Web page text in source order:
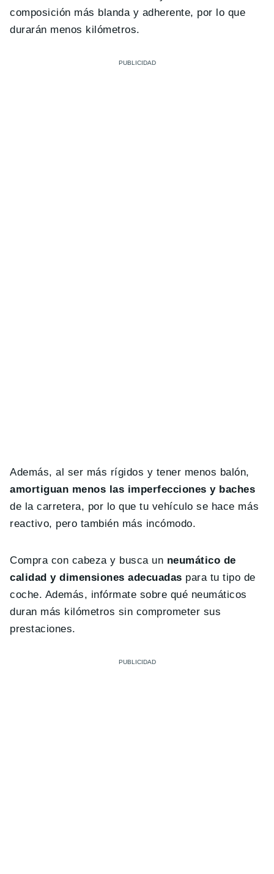
composición más blanda y adherente, por lo que
durarán menos kilómetros.
Además, al ser más rígidos y tener menos balón,
amortiguan menos las imperfecciones y baches
de la carretera, por lo que tu vehículo se hace más
reactivo, pero también más incómodo.
Compra con cabeza y busca un neumático de
calidad y dimensiones adecuadas para tu tipo de
coche. Además, infórmate sobre qué neumáticos
duran más kilómetros sin comprometer sus
prestaciones.